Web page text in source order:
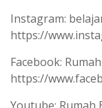
Instagram:
https://
Facebook:
https://
Youtube: Rumah